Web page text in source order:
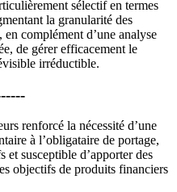
sélectif en termes
la granularité des
complément d’une analyse
de gérer efficacement le
irréductible.
renforcé la nécessité d’une
à l’obligataire de portage,
et susceptible d’apporter des
objectifs de produits financiers